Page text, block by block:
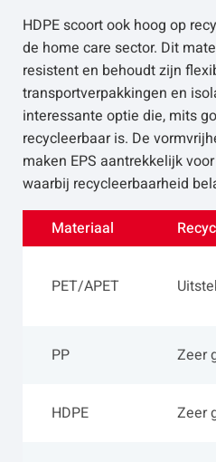
HDPE scoort ook hoog op
de home care sector. Dit
resistent en behoudt zijn
transportverpakkingen en
interessante optie die, mits
recycleerbaar is. De
maken EPS aantrekkelijk
waarbij recycleerbaarheid
Materiaal
PET/APET
PP Zeer
HDPE Zeer